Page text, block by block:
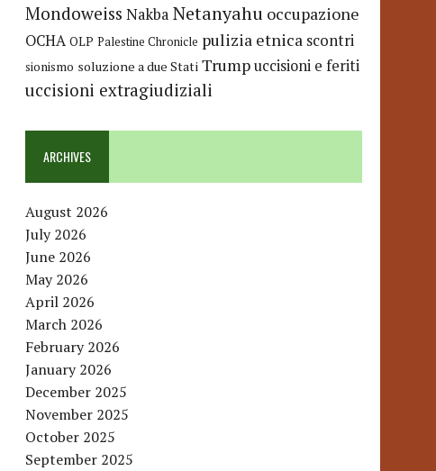
Mondoweiss Nakba Netanyahu occupazione
OCHA OLP Palestine Chronicle pulizia etnica scontri
sionismo soluzione a due Stati Trumpuccisioni e feriti
uccisioni extragiudiziali
ARCHIVES
August 2026
July 2026
June 2026
May 2026
April 2026
March 2026
February 2026
January 2026
December 2025
November 2025
October 2025
September 2025